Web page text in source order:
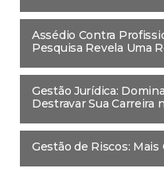
Assédio Contra
Pesquisa Revela Uma
Gestão Jurídica:
Destravar Sua Carreira
Gestão de Riscos: